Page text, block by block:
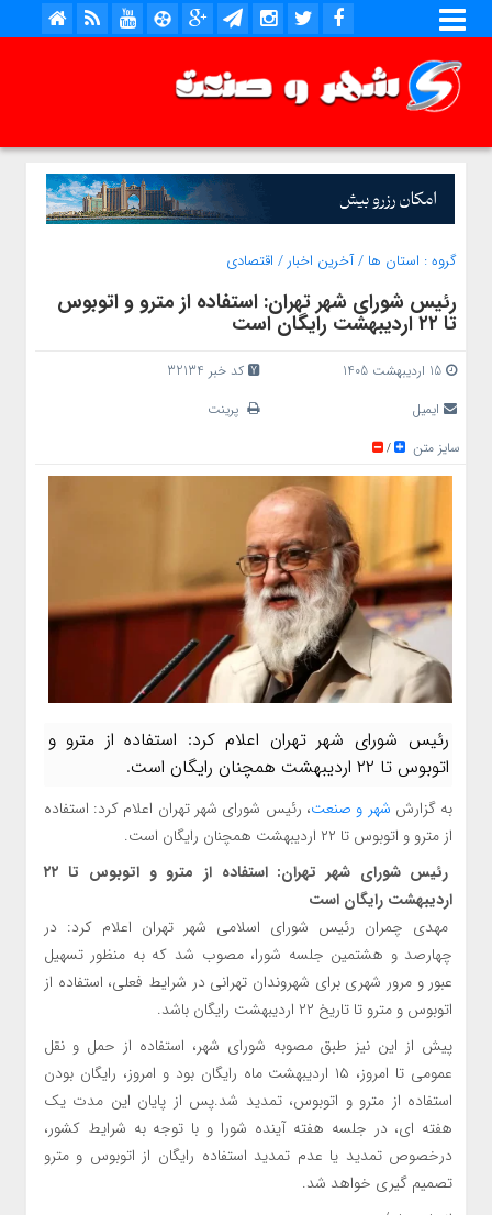
گروه : استان ها /آخرین اخبار / اقتصادی
رئیس شورای شهر تهران: استفاده از مترو و اتوبوس
تا ۲۲ اردیبهشت رایگان است
15 اردیبهشت 1405
کد خبر 32134
ایمیل
پرینت
سایز متن
/
رئیس شورای شهر تهران اعلام کرد: استفاده از مترو و
اتوبوس تا ۲۲ اردیبهشت همچنان رایگان است.
به گزارش شهر و صنعت، رئیس شورای شهر تهران اعلام کرد: استفاده
از مترو و اتوبوس تا ۲۲ اردیبهشت همچنان رایگان است.
رئیس شورای شهر تهران: استفاده از مترو و اتوبوس تا ۲۲
اردیبهشت رایگان است
مهدی چمران رئیس شورای اسلامی شهر تهران اعلام کرد: در
چهارصد و هشتمین جلسه شورا، مصوب شد که به منظور تسهیل
عبور و مرور شهری برای شهروندان تهرانی در شرایط فعلی، استفاده از
اتوبوس و مترو تا تاریخ ۲۲ اردیبهشت رایگان باشد.
پیش از این نیز طبق مصوبه شورای شهر، استفاده از حمل و نقل
عمومی تا امروز، ۱۵ اردیبهشت ماه رایگان بود و امروز، رایگان بودن
استفاده از مترو و اتوبوس، تمدید شد.پس از پایان این مدت یک
هفته ای، در جلسه هفته آینده شورا و با توجه به شرایط کشور،
درخصوص تمدید یا عدم تمدید استفاده رایگان از اتوبوس و مترو
تصمیم گیری خواهد شد.